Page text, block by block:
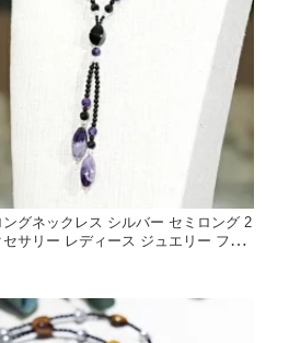
グネックレス シルバー セミロング 2
サリー レディース ジュエリー ファ
50代 60代 プレゼント 【新作】 送